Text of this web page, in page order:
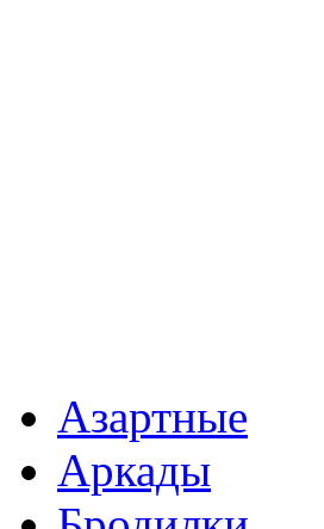
Азартные
Аркады